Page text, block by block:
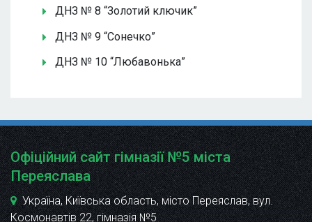
ДНЗ № 8 “Золотий ключик”
ДНЗ № 9 “Сонечко”
ДНЗ № 10 “Любавонька”
Офіційний сайт гімназії №5 міста
Переяслава
Україна, Київська область, місто Переяслав, вул.
Космонавтів 22, гімназія №5